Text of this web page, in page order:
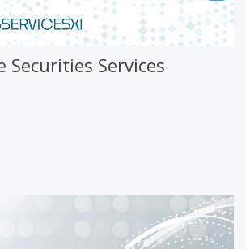
Securities Services